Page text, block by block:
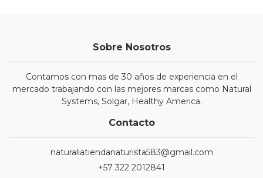
Sobre Nosotros
Contamos con mas de 30 años de experiencia en el
mercado trabajando con las mejores marcas como Natural
Systems, Solgar, Healthy America.
Contacto
naturaliatiendanaturista583@gmail.com
+57 322 2012841